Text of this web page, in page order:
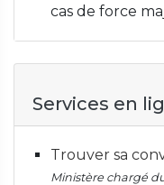
cas de force
Services en
Trouver sa
Ministère chargé